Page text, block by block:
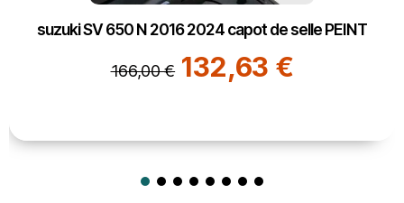
suzuki SV 650 N 2016 2024 capot de selle PEINT
166,00 € 132,63 €